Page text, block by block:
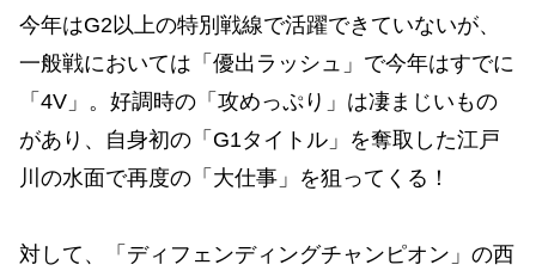
今年はG2以上の特別戦線で活躍できていないが、
一般戦においては「優出ラッシュ」で今年はすでに
「4V」。好調時の「攻めっぷり」は凄まじいもの
があり、自身初の「G1タイトル」を奪取した江戸
川の水面で再度の「大仕事」を狙ってくる！
対して、「ディフェンディングチャンピオン」の西